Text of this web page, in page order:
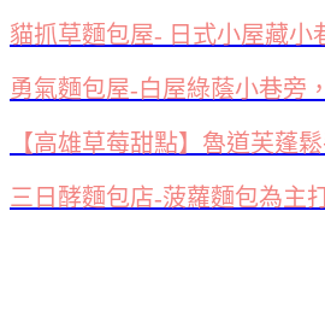
貓抓草麵包屋- 日式小屋藏小
勇氣麵包屋-白屋綠蔭小巷旁
【高雄草莓甜點】魯道芙蓬
三日酵麵包店-菠蘿麵包為主